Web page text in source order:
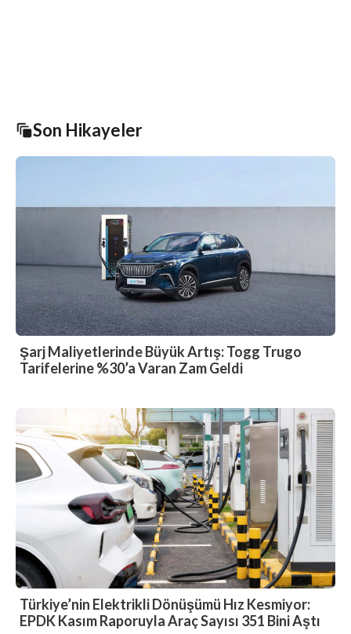
Son Hikayeler
Şarj Maliyetlerinde Büyük Artış: Togg Trugo
Tarifelerine %30’a Varan Zam Geldi
Türkiye’nin Elektrikli Dönüşümü Hız Kesmiyor:
EPDK Kasım Raporuyla Araç Sayısı 351 Bini Aştı